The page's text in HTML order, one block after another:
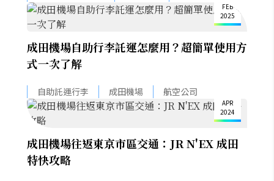
FEB
2025
成田機場自助行李託運怎麼用？超簡單使用方
式一次了解
自助託運行李 成田機場 航空公司
APR
2024
成田機場往返東京市區交通：JR N'EX 成田
特快攻略